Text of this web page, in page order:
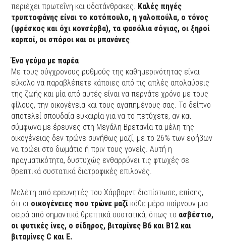
περιέχει πρωτεΐνη και υδατάνθρακες. Καλές πηγές
τρυπτοφάνης είναι το κοτόπουλο, η γαλοπούλα, ο τόνος
(φρέσκος και όχι κονσέρβα), τα φασόλια σόγιας, οι ξηροί
καρποί, οι σπόροι και οι μπανάνες.
Ένα γεύμα με παρέα
Με τους σύγχρονους ρυθμούς της καθημερινότητας είναι
εύκολο να παραβλέπετε κάποιες από τις απλές απολαύσεις
της ζωής και μία από αυτές είναι να περνάτε χρόνο με τους
φίλους, την οικογένεια και τους αγαπημένους σας. Το δείπνο
αποτελεί σπουδαία ευκαιρία για να το πετύχετε, αν και
σύμφωνα με έρευνες στη Μεγάλη Βρετανία τα μέλη της
οικογένειας δεν τρώνε συνήθως μαζί, με το 26% των εφήβων
να τρώει στο δωμάτιο ή πριν τους γονείς. Αυτή η
πραγματικότητα, δυστυχώς ενθαρρύνει τις φτωχές σε
θρεπτικά συστατικά διατροφικές επιλογές.
Μελέτη από ερευνητές του Χάρβαρντ διαπίστωσε, επίσης,
ότι οι οικογένειες που τρώνε μαζί κάθε μέρα παίρνουν μια
σειρά από σημαντικά θρεπτικά συστατικά, όπως το ασβέστιο,
οι φυτικές ίνες, ο σίδηρος, βιταμίνες Β6 και Β12 και
βιταμίνες C και E.